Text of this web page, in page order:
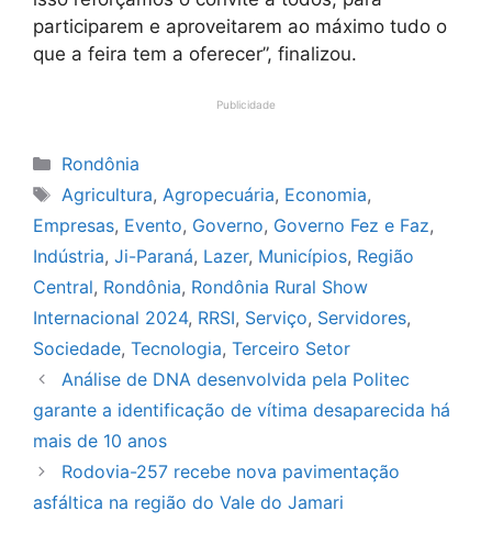
participarem e aproveitarem ao máximo tudo o
que a feira tem a oferecer”, finalizou.
Publicidade
Categorias
Rondônia
Tags
Agricultura, Agropecuária, Economia,
Empresas, Evento, Governo, Governo Fez e Faz,
Indústria, Ji-Paraná, Lazer, Municípios, Região
Central, Rondônia, Rondônia Rural Show
Internacional 2024, RRSI, Serviço, Servidores,
Sociedade, Tecnologia, Terceiro Setor
Análise de DNA desenvolvida pela Politec
garante a identificação de vítima desaparecida há
mais de 10 anos
Rodovia-257 recebe nova pavimentação
asfáltica na região do Vale do Jamari